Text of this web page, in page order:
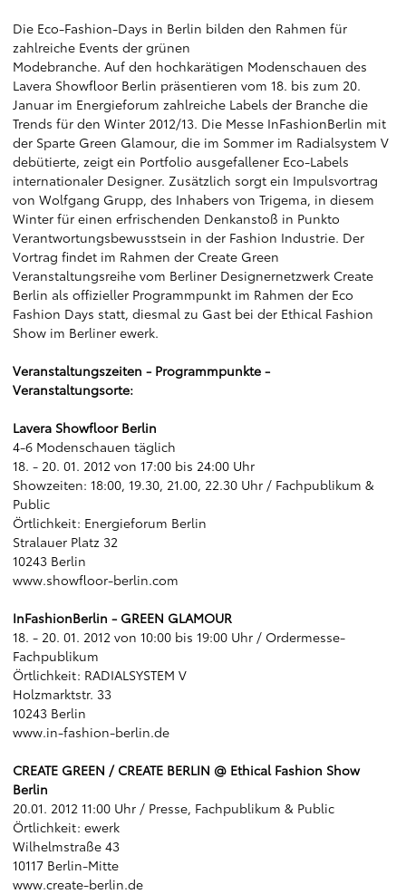
Die Eco-Fashion-Days in Berlin bilden den Rahmen für
zahlreiche Events der grünen
Modebranche. Auf den hochkarätigen Modenschauen des
Lavera Showfloor Berlin präsentieren vom 18. bis zum 20.
Januar im Energieforum zahlreiche Labels der Branche die
Trends für den Winter 2012/13. Die Messe InFashionBerlin mit
der Sparte Green Glamour, die im Sommer im Radialsystem V
debütierte, zeigt ein Portfolio ausgefallener Eco-Labels
internationaler Designer. Zusätzlich sorgt ein Impulsvortrag
von Wolfgang Grupp, des Inhabers von Trigema, in diesem
Winter für einen erfrischenden Denkanstoß in Punkto
Verantwortungsbewusstsein in der Fashion Industrie. Der
Vortrag findet im Rahmen der Create Green
Veranstaltungsreihe vom Berliner Designernetzwerk Create
Berlin als offizieller Programmpunkt im Rahmen der Eco
Fashion Days statt, diesmal zu Gast bei der Ethical Fashion
Show im Berliner ewerk.
Veranstaltungszeiten - Programmpunkte -
Veranstaltungsorte:
Lavera Showfloor Berlin
4-6 Modenschauen täglich
18. - 20. 01. 2012 von 17:00 bis 24:00 Uhr
Showzeiten: 18:00, 19.30, 21.00, 22.30 Uhr / Fachpublikum &
Public
Örtlichkeit: Energieforum Berlin
Stralauer Platz 32
10243 Berlin
www.showfloor-berlin.com
InFashionBerlin - GREEN GLAMOUR
18. - 20. 01. 2012 von 10:00 bis 19:00 Uhr / Ordermesse-
Fachpublikum
Örtlichkeit: RADIALSYSTEM V
Holzmarktstr. 33
10243 Berlin
www.in-fashion-berlin.de
CREATE GREEN / CREATE BERLIN @ Ethical Fashion Show
Berlin
20.01. 2012 11:00 Uhr / Presse, Fachpublikum & Public
Örtlichkeit: ewerk
Wilhelmstraße 43
10117 Berlin-Mitte
www.create-berlin.de